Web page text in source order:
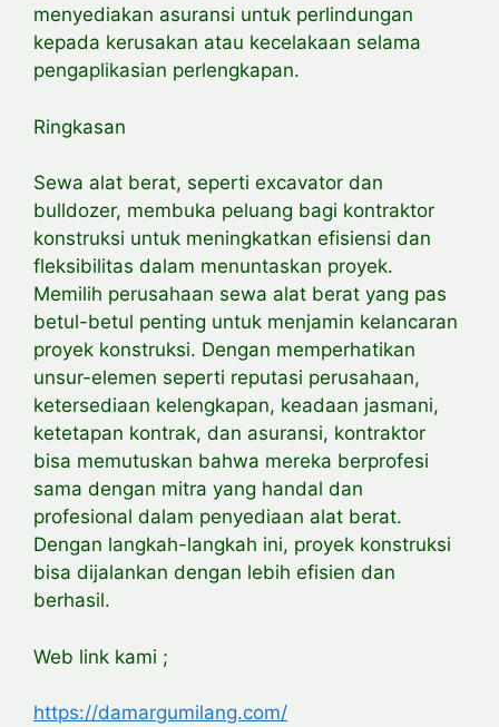
menyediakan asuransi untuk perlindungan
kepada kerusakan atau kecelakaan selama
pengaplikasian perlengkapan.
Ringkasan
Sewa alat berat, seperti excavator dan
bulldozer, membuka peluang bagi kontraktor
konstruksi untuk meningkatkan efisiensi dan
fleksibilitas dalam menuntaskan proyek.
Memilih perusahaan sewa alat berat yang pas
betul-betul penting untuk menjamin kelancaran
proyek konstruksi. Dengan memperhatikan
unsur-elemen seperti reputasi perusahaan,
ketersediaan kelengkapan, keadaan jasmani,
ketetapan kontrak, dan asuransi, kontraktor
bisa memutuskan bahwa mereka berprofesi
sama dengan mitra yang handal dan
profesional dalam penyediaan alat berat.
Dengan langkah-langkah ini, proyek konstruksi
bisa dijalankan dengan lebih efisien dan
berhasil.
Web link kami ;
https://damargumilang.com/